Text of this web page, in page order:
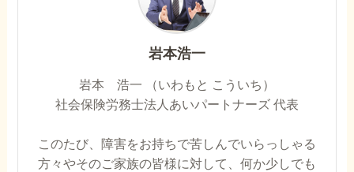
岩本浩一
岩本 浩一 （いわもと こういち）
社会保険労務士法人あいパートナーズ 代表
このたび、障害をお持ちで苦しんでいらっしゃる
方々やそのご家族の皆様に対して、何か少しでも